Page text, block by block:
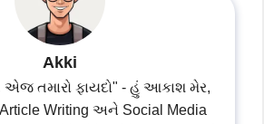
Akki
એજ તમારો ફાયદો" - હું આકાશ મેર,
Article Writing અને Social Media